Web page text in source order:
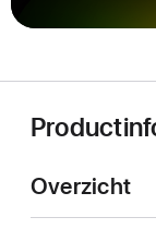
Overzicht